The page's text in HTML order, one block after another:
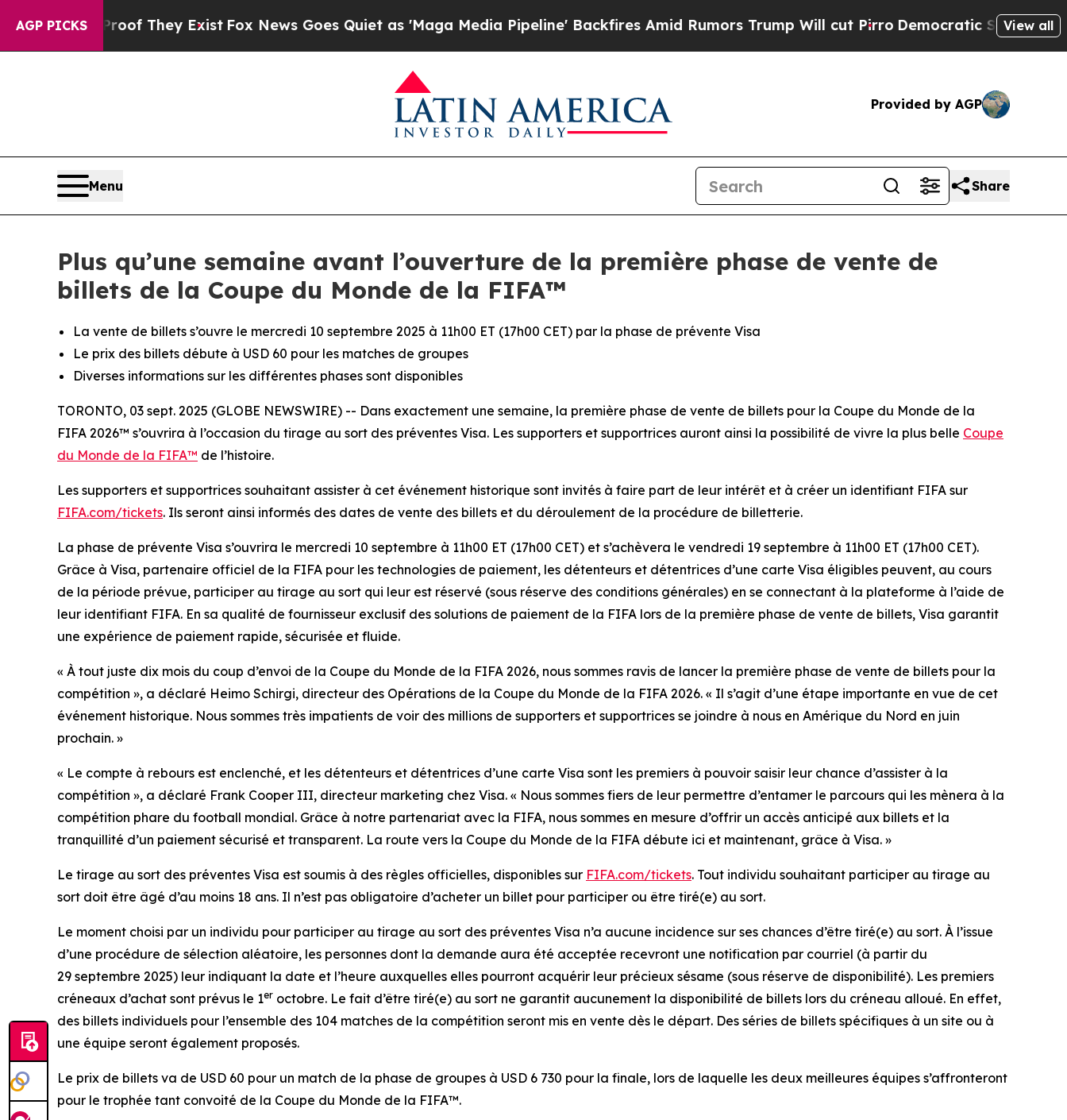
AGP PICKS
no Proof They ExistFox News Goes Quiet as 'Maga Media Pipeline' Backfires Amid Rumors Trump Will cut Pirro Democratic Socialists ofView all
Provided by AGP
Menu Share
Plus qu’une semaine avant l’ouverture de la première phase de vente de
billets de la Coupe du Monde de la FIFA™
La vente de billets s’ouvre le mercredi 10 septembre 2025 à 11h00 ET (17h00 CET) par la phase de prévente Visa
Le prix des billets débute à USD 60 pour les matches de groupes
Diverses informations sur les différentes phases sont disponibles
TORONTO, 03 sept. 2025 (GLOBE NEWSWIRE) -- Dans exactement une semaine, la première phase de vente de billets pour la Coupe du Monde de la
FIFA 2026™ s’ouvrira à l’occasion du tirage au sort des préventes Visa. Les supporters et supportrices auront ainsi la possibilité de vivre la plus belle Coupe
du Monde de la FIFA™ de l’histoire.
Les supporters et supportrices souhaitant assister à cet événement historique sont invités à faire part de leur intérêt et à créer un identifiant FIFA sur
FIFA.com/tickets. Ils seront ainsi informés des dates de vente des billets et du déroulement de la procédure de billetterie.
La phase de prévente Visa s’ouvrira le mercredi 10 septembre à 11h00 ET (17h00 CET) et s’achèvera le vendredi 19 septembre à 11h00 ET (17h00 CET).
Grâce à Visa, partenaire officiel de la FIFA pour les technologies de paiement, les détenteurs et détentrices d’une carte Visa éligibles peuvent, au cours
de la période prévue, participer au tirage au sort qui leur est réservé (sous réserve des conditions générales) en se connectant à la plateforme à l’aide de
leur identifiant FIFA. En sa qualité de fournisseur exclusif des solutions de paiement de la FIFA lors de la première phase de vente de billets, Visa garantit
une expérience de paiement rapide, sécurisée et fluide.
« À tout juste dix mois du coup d’envoi de la Coupe du Monde de la FIFA 2026, nous sommes ravis de lancer la première phase de vente de billets pour la
compétition », a déclaré Heimo Schirgi, directeur des Opérations de la Coupe du Monde de la FIFA 2026. « Il s’agit d’une étape importante en vue de cet
événement historique. Nous sommes très impatients de voir des millions de supporters et supportrices se joindre à nous en Amérique du Nord en juin
prochain. »
« Le compte à rebours est enclenché, et les détenteurs et détentrices d’une carte Visa sont les premiers à pouvoir saisir leur chance d’assister à la
compétition », a déclaré Frank Cooper III, directeur marketing chez Visa. « Nous sommes fiers de leur permettre d’entamer le parcours qui les mènera à la
compétition phare du football mondial. Grâce à notre partenariat avec la FIFA, nous sommes en mesure d’offrir un accès anticipé aux billets et la
tranquillité d’un paiement sécurisé et transparent. La route vers la Coupe du Monde de la FIFA débute ici et maintenant, grâce à Visa. »
Le tirage au sort des préventes Visa est soumis à des règles officielles, disponibles sur FIFA.com/tickets. Tout individu souhaitant participer au tirage au
sort doit être âgé d’au moins 18 ans. Il n’est pas obligatoire d’acheter un billet pour participer ou être tiré(e) au sort.
Le moment choisi par un individu pour participer au tirage au sort des préventes Visa n’a aucune incidence sur ses chances d’être tiré(e) au sort. À l’issue
d’une procédure de sélection aléatoire, les personnes dont la demande aura été acceptée recevront une notification par courriel (à partir du
29 septembre 2025) leur indiquant la date et l’heure auxquelles elles pourront acquérir leur précieux sésame (sous réserve de disponibilité). Les premiers
créneaux d’achat sont prévus le 1er octobre. Le fait d’être tiré(e) au sort ne garantit aucunement la disponibilité de billets lors du créneau alloué. En effet,
des billets individuels pour l’ensemble des 104 matches de la compétition seront mis en vente dès le départ. Des séries de billets spécifiques à un site ou à
une équipe seront également proposés.
Le prix de billets va de USD 60 pour un match de la phase de groupes à USD 6 730 pour la finale, lors de laquelle les deux meilleures équipes s’affronteront
pour le trophée tant convoité de la Coupe du Monde de la FIFA™.